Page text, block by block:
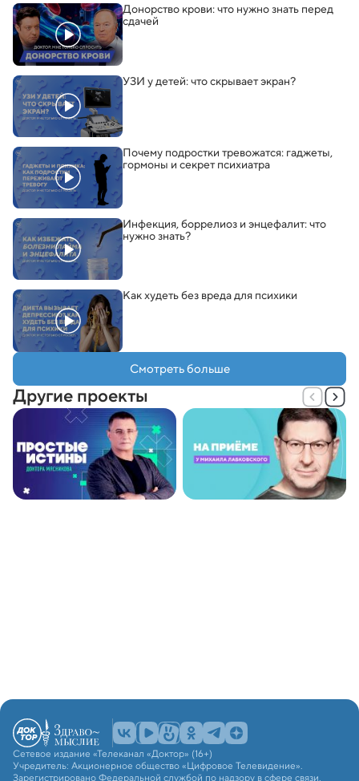
Донорство крови: что нужно знать перед
сдачей
УЗИ у детей: что скрывает экран?
Почему подростки тревожатся: гаджеты,
гормоны и секрет психиатра
Инфекция,боррелиоз и энцефалит: что
нужно знать?
Как худеть без вреда для психики
Смотреть больше
Другие проекты
Сетевое издание «Телеканал «Доктор» (16+)
Учредитель: Акционерное общество «Цифровое Телевидение».
Зарегистрировано Федеральной службой по надзору в сфере связи,